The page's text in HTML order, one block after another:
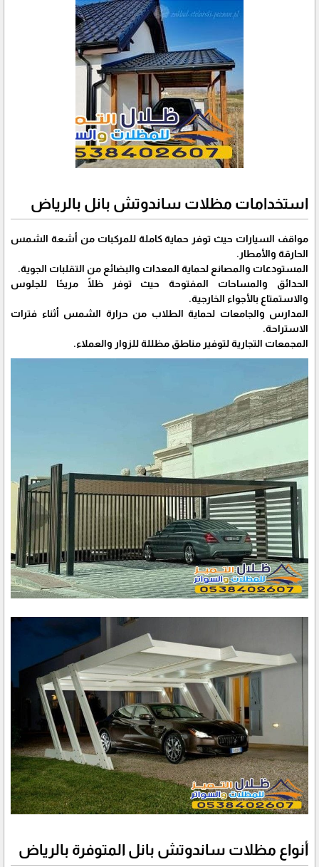
استخدامات مظلات ساندوتش بانل بالرياض
مواقف السيارات حيث توفر حماية كاملة للمركبات من أشعة الشمس
الحارقة والأمطار.
المستودعات والمصانع لحماية المعدات والبضائع من التقلبات الجوية.
الحدائق والمساحات المفتوحة حيث توفر ظلًا مريحًا للجلوس
والاستمتاع بالأجواء الخارجية.
المدارس والجامعات لحماية الطلاب من حرارة الشمس أثناء فترات
الاستراحة.
المجمعات التجارية لتوفير مناطق مظللة للزوار والعملاء.
أنواع مظلات ساندوتش بانل المتوفرة بالرياض